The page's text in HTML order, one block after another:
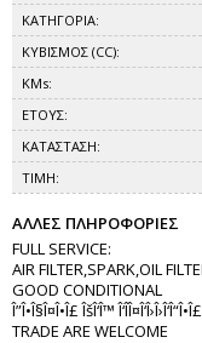
ΚΑΤΗΓΟΡΙΑ:
ΚΥΒΙΣΜΟΣ (CC):
KMs:
ΕΤΟΥΣ:
ΚΑΤΑΣΤΑΣΗ:
ΤΙΜΗ:
ΑΛΛΕΣ ΠΛΗΡΟΦΟΡΙΕΣ
FULL SERVICE:
AIR FILTER,SPARK,OIL
GOOD CONDITIONAL
Î”Î•Î§Î¤Î•Î£ ÎšÎ‘Î™ Î‘ÎÎ¤Î‘Î›Î›Î‘Î“Î•Î£
TRADE ARE WELCOME